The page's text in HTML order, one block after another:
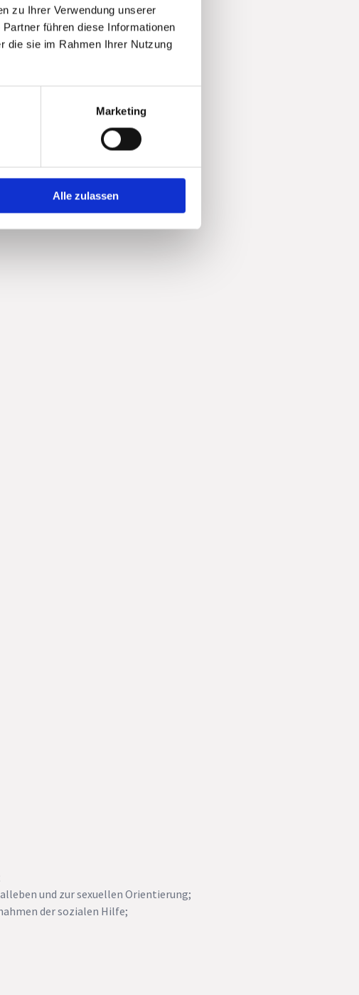
zu Ihrer Verwendung unserer
führen diese Informationen
die sie im Rahmen Ihrer Nutzung
Marketing
Alle zulassen
und zur sexuellen Orientierung;
der sozialen Hilfe;